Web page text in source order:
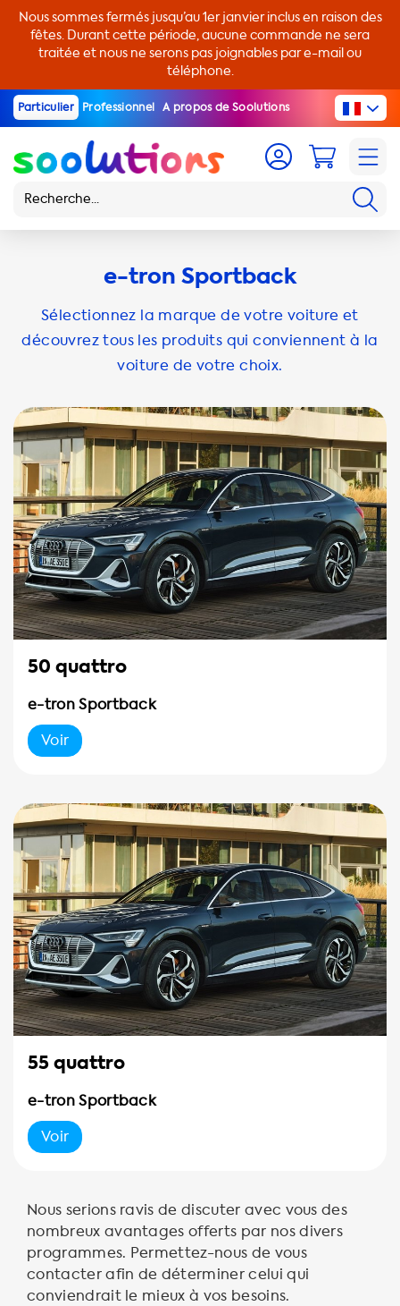
Nous sommes fermés jusqu’au 1er janvier inclus en raison des
fêtes. Durant cette période, aucune commande ne sera
traitée et nous ne serons pas joignables par e-mail ou
téléphone.
Particulier Professionnel A propos de Soolutions
e-tron Sportback
Sélectionnez la marque de votre voiture et
découvrez tous les produits qui conviennent à la
voiture de votre choix.
50 quattro
e-tron Sportback
Voir
55 quattro
e-tron Sportback
Voir
Nous serions ravis de discuter avec vous des
nombreux avantages offerts par nos divers
programmes. Permettez-nous de vous
contacter afin de déterminer celui qui
conviendrait le mieux à vos besoins.